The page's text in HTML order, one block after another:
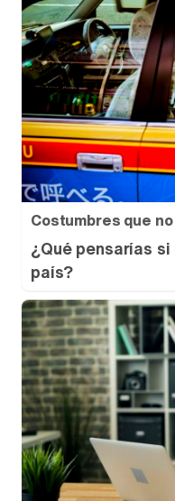
Costumbres que
¿Qué pensarías
país?